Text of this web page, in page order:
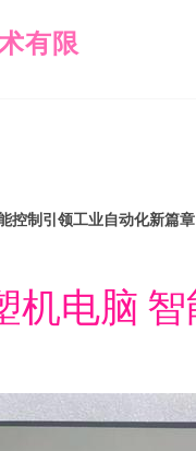
有限
控制引领工业自动化新篇章
机电脑